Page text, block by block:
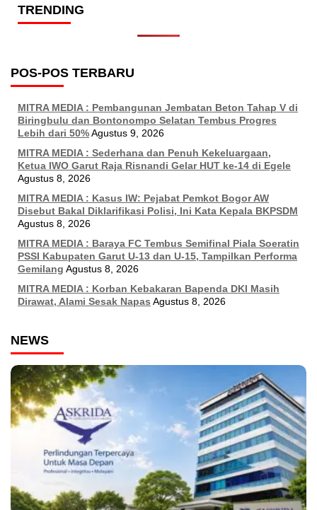
TRENDING
POS-POS TERBARU
MITRA MEDIA : Pembangunan Jembatan Beton Tahap V di
Biringbulu dan Bontonompo Selatan Tembus Progres
Lebih dari 50%Agustus 9, 2026
MITRA MEDIA : Sederhana dan Penuh Kekeluargaan,
Ketua IWO Garut Raja Risnandi Gelar HUT ke-14 di Egele
Agustus 8, 2026
MITRA MEDIA : Kasus IW: Pejabat Pemkot Bogor AW
Disebut Bakal Diklarifikasi Polisi, Ini Kata Kepala BKPSDM
Agustus 8, 2026
MITRA MEDIA : Baraya FC Tembus Semifinal Piala Soeratin
PSSI Kabupaten Garut U-13 dan U-15, Tampilkan Performa
Gemilang Agustus 8, 2026
MITRA MEDIA : Korban Kebakaran Bapenda DKI Masih
Dirawat, Alami Sesak Napas Agustus 8, 2026
NEWS